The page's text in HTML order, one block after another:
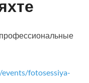
fotosessiya-